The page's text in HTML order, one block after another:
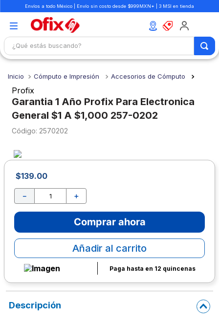
Envíos a todo México | Envío sin costo desde $999MXN* | 3 MSI en tienda
¿Qué estás buscando?
Cómputo e Impresión Accesorios de Cómputo
Profix
Garantia 1 Año Profix Para Electronica
General $1 A $1,000 257-0202
: 2570202
$139.00
＋
－
Comprar ahora
Añadir al carrito
Paga hasta en 12 quincenas
Descripción
1.
mochilas
2.
libretas
3.
cuaderno
4.
cuadernos
5.
.
sacapuntas
9
10. escolar